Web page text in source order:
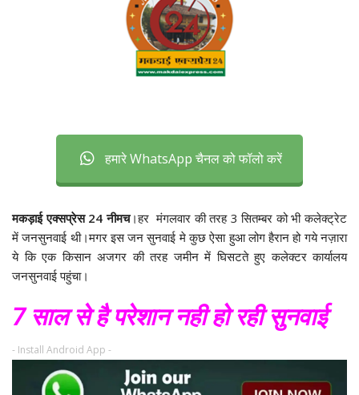
हमारे WhatsApp चैनल को फॉलो करें
मकड़ाई एक्सप्रेस 24 नीमच।हर मंगलवार की तरह 3 सितम्बर को भी कलेक्ट्रेट
में जनसुनवाई थी।मगर इस जन सुनवाई मे कुछ ऐसा हुआ लोग हैरान हो गये नज़ारा
ये कि एक किसान अजगर की तरह जमीन में घिसटते हुए कलेक्टर कार्यालय
जनसुनवाई पहुंचा।
7 साल से है परेशान नही हो रही सुनवाई
- Install Android App -